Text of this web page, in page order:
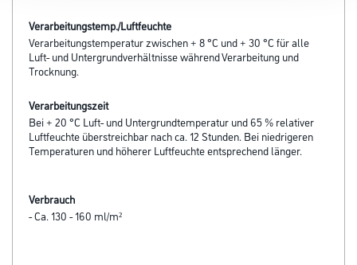
Verarbeitungstemp./Luftfeuchte
Verarbeitungstemperatur zwischen + 8 °C und + 30 °C für alle
Luft- und Untergrundverhältnisse während Verarbeitung und
Trocknung.
Verarbeitungszeit
Bei + 20 °C Luft- und Untergrundtemperatur und 65 % relativer
Luftfeuchte überstreichbar nach ca. 12 Stunden. Bei niedrigeren
Temperaturen und höherer Luftfeuchte entsprechend länger.
Verbrauch
- Ca. 130 - 160 ml/m²